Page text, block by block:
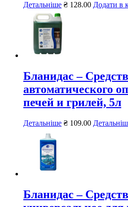
Детальніше ₴ 128.00 Додати в
Бланидас –
автоматического
печей и грилей, 5л
Детальніше ₴ 109.00
Бланидас –